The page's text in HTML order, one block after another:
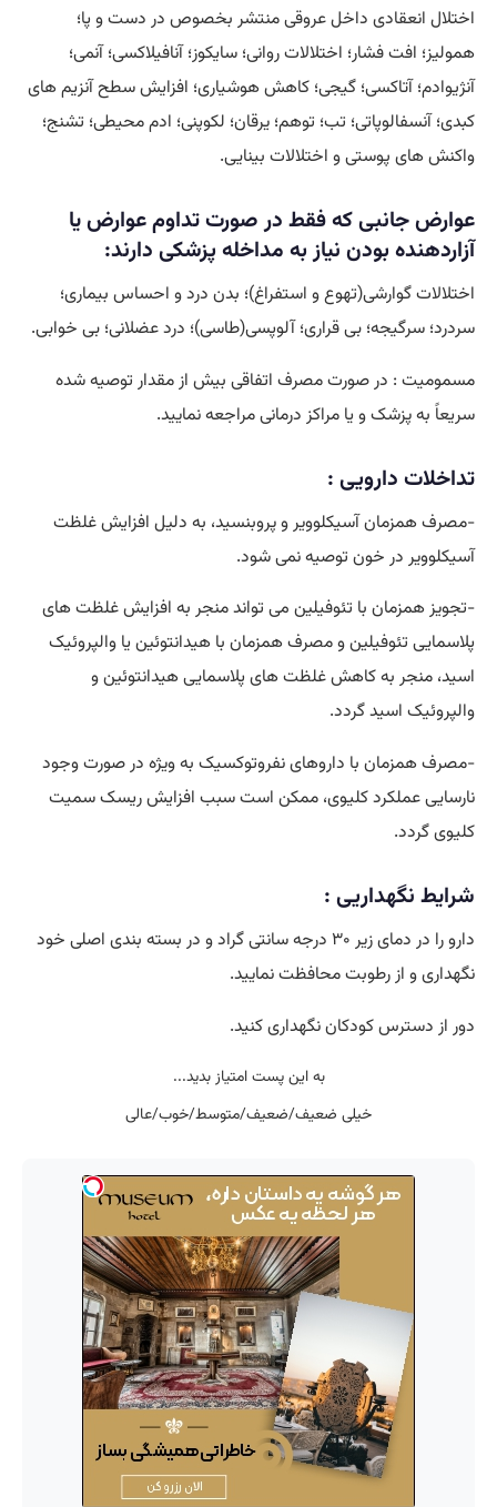
اختلال انعقادی داخل عروقی منتشر بخصوص در دست و پا؛
همولیز؛ افت فشار؛ اختلالات روانی؛ سایکوز؛ آنافیلاکسی؛ آنمی؛
آنژیوادم؛ آتاکسی؛ گیجی؛ کاهش هوشیاری؛ افزایش سطح آنزیم های
کبدی؛ آنسفالوپاتی؛ تب؛ توهم؛ یرقان؛ لکوپنی؛ ادم محیطی؛ تشنج؛
واکنش های پوستی و اختلالات بینایی.
عوارض جانبی که فقط در صورت تداوم عوارض یا
آزاردهنده بودن نیاز به مداخله پزشکی دارند:
اختلالات گوارشی(تهوع و استفراغ)؛ بدن درد و احساس بیماری؛
سردرد؛ سرگیجه؛ بی قراری؛ آلوپسی(طاسی)؛ درد عضلانی؛ بی خوابی.
مسمومیت : در صورت مصرف اتفاقی بیش از مقدار توصیه شده
سریعاً به پزشک و یا مراکز درمانی مراجعه نمایید.
تداخلات دارویی :
-مصرف همزمان آسیکلوویر و پروبنسید، به دلیل افزایش غلظت
آسیکلوویر در خون توصیه نمی شود.
-تجویز همزمان با تئوفیلین می تواند منجر به افزایش غلظت های
پلاسمایی تئوفیلین و مصرف همزمان با هیدانتوئین یا والپروئیک
اسید، منجر به کاهش غلظت های پلاسمایی هیدانتوئین و
والپروئیک اسید گردد.
-مصرف همزمان با داروهای نفروتوکسیک به ویژه در صورت وجود
نارسایی عملکرد کلیوی، ممکن است سبب افزایش ریسک سمیت
کلیوی گردد.
شرایط نگهداریی :
دارو را در دمای زیر ۳۰ درجه سانتی گراد و در بسته بندی اصلی خود
نگهداری و از رطوبت محافظت نمایید.
دور از دسترس کودکان نگهداری کنید.
به این پست امتیاز بدید...
خیلی ضعیف/ضعیف/متوسط/خوب/عالی